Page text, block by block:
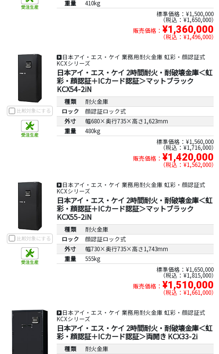
重量
410kg
標準価格：¥1,500,000
税込：¥1,650,000
販売価格： ¥1,360,000
税込：¥1,496,000
比較対象にする
日本アイ・エス・ケイ 業務用耐火金庫 虹彩・顔認証式
KCXシリーズ
日本アイ・エス・ケイ 2時間耐火・耐破壊金庫＜虹
彩・顔認証＋ICカード認証＞マットブラック
KCX54-2iN
種類
耐火金庫
ロック
顔認証ロック式
外寸
幅680×奥行735×高さ1,623mm
重量
480kg
標準価格：¥1,560,000
税込：¥1,716,000
販売価格： ¥1,420,000
税込：¥1,562,000
比較対象にする
日本アイ・エス・ケイ 業務用耐火金庫 虹彩・顔認証式
KCXシリーズ
日本アイ・エス・ケイ 2時間耐火・耐破壊金庫＜虹
彩・顔認証＋ICカード認証＞マットブラック
KCX55-2iN
種類
耐火金庫
ロック
顔認証ロック式
外寸
幅730×奥行735×高さ1,743mm
重量
555kg
標準価格：¥1,650,000
税込：¥1,815,000
販売価格： ¥1,510,000
税込：¥1,661,000
日本アイ・エス・ケイ 業務用耐火金庫 虹彩・顔認証式
KCXシリーズ
日本アイ・エス・ケイ 2時間耐火・耐破壊金庫＜虹
彩・顔認証＋ICカード認証＞両開き KCX33-2i
種類
耐火金庫